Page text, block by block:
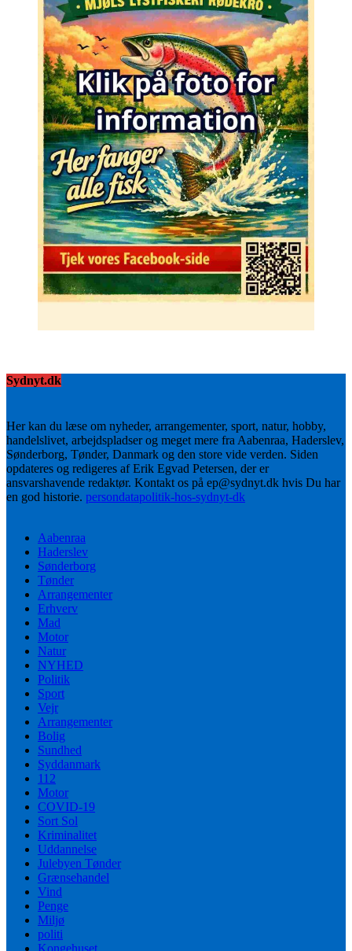
Sydnyt.dk
Her kan du læse om nyheder, arrangementer, sport, natur, hobby,
handelslivet, arbejdspladser og meget mere fra Aabenraa, Haderslev,
Sønderborg, Tønder, Danmark og den store vide verden. Siden
opdateres og redigeres af Erik Egvad Petersen, der er
ansvarshavende redaktør. Kontakt os på ep@sydnyt.dk hvis Du har
en god historie. persondatapolitik-hos-sydnyt-dk
Aabenraa
Haderslev
Sønderborg
Tønder
Arrangementer
Erhverv
Mad
Motor
Natur
NYHED
Politik
Sport
Vejr
Arrangementer
Bolig
Sundhed
Syddanmark
112
Motor
COVID-19
Sort Sol
Kriminalitet
Uddannelse
Julebyen Tønder
Grænsehandel
Vind
Penge
Miljø
politi
Kongehuset